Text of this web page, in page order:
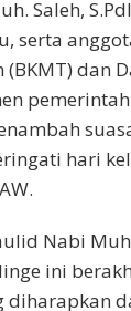
Saleh,
serta
dan
hari
Nabi
ini
diharapkan